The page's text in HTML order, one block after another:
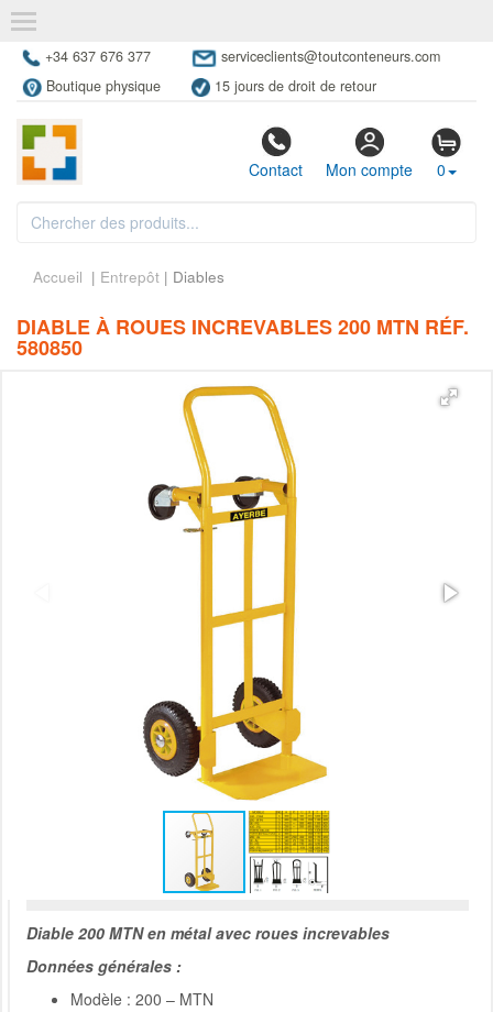
+34 637 676 377
serviceclients@toutconteneurs.com
Boutique physique
15 jours de droit de retour
Contact Mon compte 0
Accueil | Entrepôt | Diables
DIABLE À ROUES INCREVABLES 200 MTN RÉF.
580850
Diable 200 MTN en métal avec roues increvables
Données générales :
Modèle : 200 – MTN